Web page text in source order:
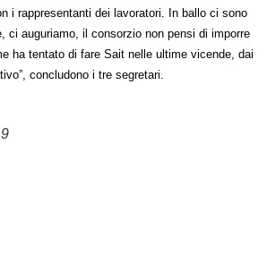
i rappresentanti dei lavoratori. In ballo ci sono
ci auguriamo, il consorzio non pensi di imporre
ha tentato di fare Sait nelle ultime vicende, dai
concludono i tre segretari.